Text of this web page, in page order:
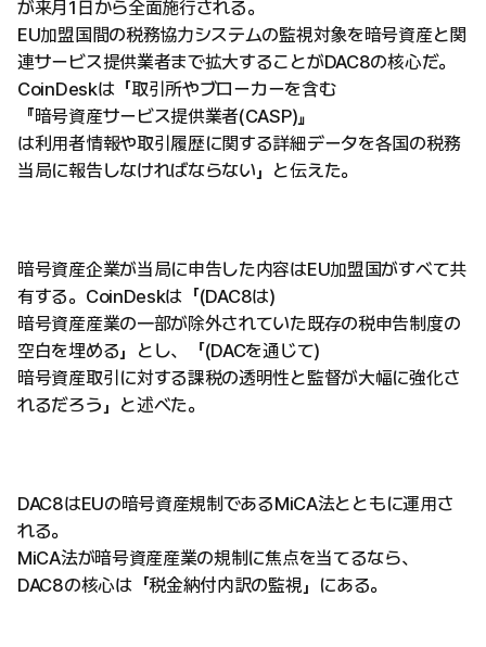
が来月1日から全面施行される。
EU加盟国間の税務協力システムの監視対象を暗号資産と関
連サービス提供業者まで拡大することがDAC8の核心だ。
CoinDeskは「取引所やブローカーを含む
『暗号資産サービス提供業者(CASP)』
は利用者情報や取引履歴に関する詳細データを各国の税務
当局に報告しなければならない」と伝えた。
暗号資産企業が当局に申告した内容はEU加盟国がすべて共
有する。CoinDeskは「(DAC8は)
暗号資産産業の一部が除外されていた既存の税申告制度の
空白を埋める」とし、「(DACを通じて)
暗号資産取引に対する課税の透明性と監督が大幅に強化さ
れるだろう」と述べた。
DAC8はEUの暗号資産規制であるMiCA法とともに運用さ
れる。
MiCA法が暗号資産産業の規制に焦点を当てるなら、
DAC8の核心は「税金納付内訳の監視」にある。